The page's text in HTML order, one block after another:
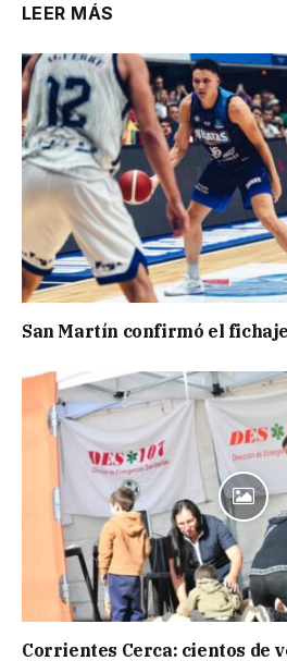
LEER MÁS
San Martín confirmó el
Corrientes Cerca: cientos de